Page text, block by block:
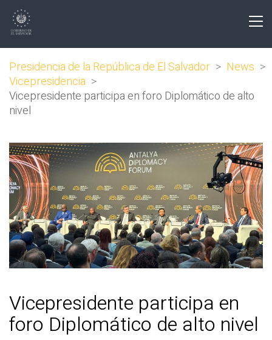
Presidencia de la República de El Salvador > News >
Vicepresidencia >
Vicepresidente participa en foro Diplomático de alto
nivel
Vicepresidente participa en
foro Diplomático de alto nivel